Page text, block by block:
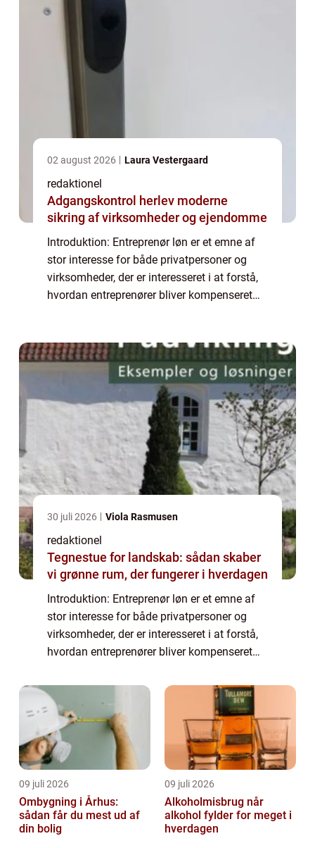
02 august 2026 Laura Vestergaard
redaktionel
Adgangskontrol herlev moderne
sikring af virksomheder og ejendomme
Introduktion: Entreprenør løn er et emne af
stor interesse for både privatpersoner og
virksomheder, der er interesseret i at forstå,
hvordan entreprenører bliver kompenseret
30 juli 2026 Viola Rasmusen
redaktionel
Tegnestue for landskab: sådan skaber
vi grønne rum, der fungerer i hverdagen
Introduktion: Entreprenør løn er et emne af
stor interesse for både privatpersoner og
virksomheder, der er interesseret i at forstå,
hvordan entreprenører bliver kompenseret
udforske, hvad entreprenør løn ind...
09 juli 2026
Ombygning i Århus:
sådan får du mest ud af
din bolig
09 juli 2026
Alkoholmisbrug når
alkohol fylder for meget i
hverdagen